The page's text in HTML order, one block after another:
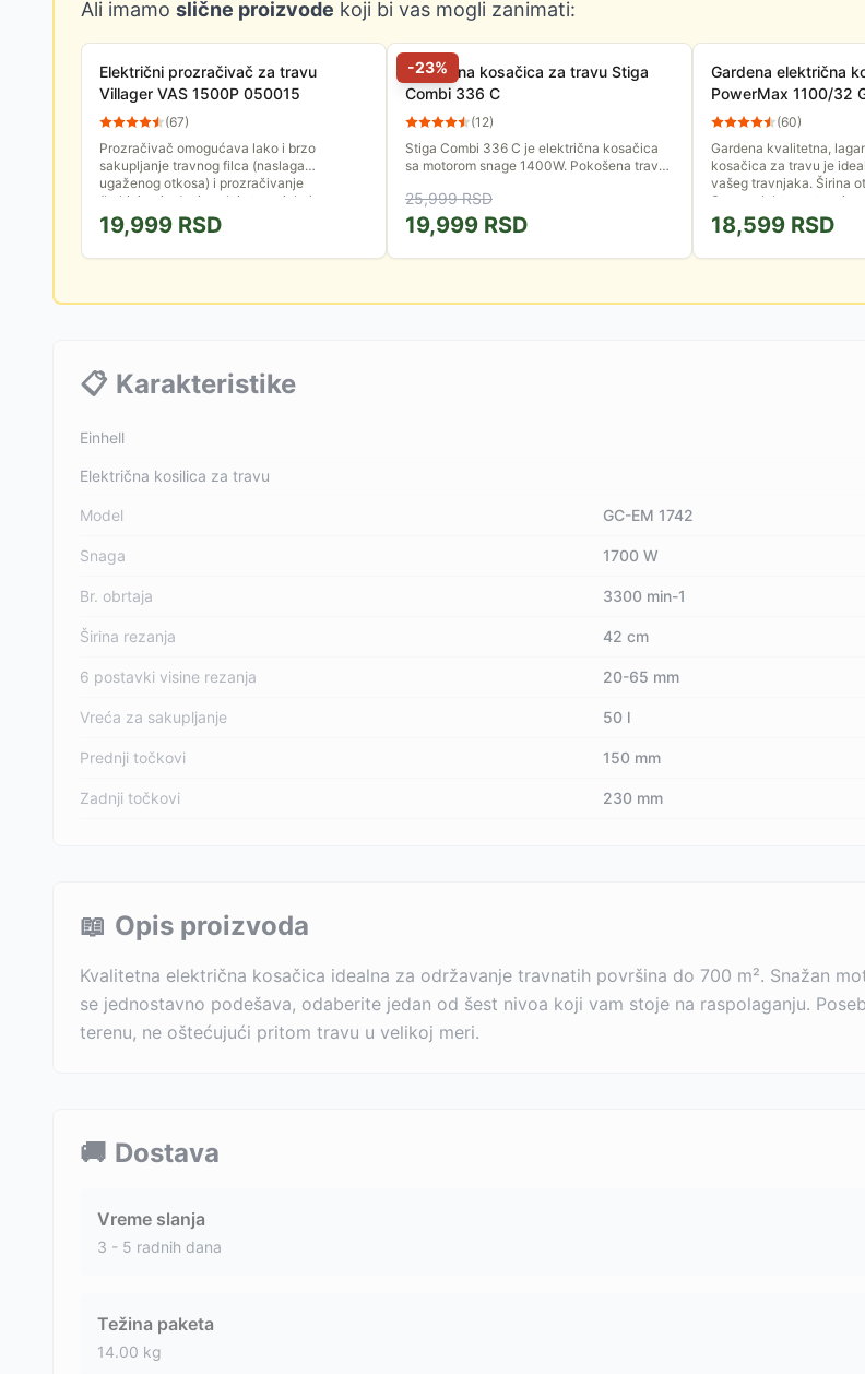
Ali imamo slične proizvode koji bi vas mogli zanimati:
Električni prozračivač za travu
Villager VAS 1500P 050015
(67)
Prozračivač omogućava lako i brzo
sakupljanje travnog filca (naslaga
ugaženog otkosa) i prozračivanje
(kultiviranje donjeg sloja travnjaka).
19,999 RSD
-23%
Električna kosačica za travu Stiga
Combi 336 C
(12)
Stiga Combi 336 C je električna kosačica
sa motorom snage 1400W. Pokošena trava
Radni zahvat je 34cm....
25,999RSD
19,999 RSD
Gardena električna
PowerMax 1100/32
(60)
Gardena kvalitetna,
kosačica za travu je
vašeg travnjaka. Širina
Snaga elektromotora je...
18,599 RSD
📋 Karakteristike
Einhell
Električna kosilica za travu
Model GC-EM 1742
Snaga 1700 W
Br. obrtaja 3300 min-1
Širina rezanja 42 cm
6 postavki visine rezanja 20-65 mm
Vreća za sakupljanje 50 l
Prednji točkovi 150 mm
Zadnji točkovi 230 mm
📖 Opis proizvoda
Kvalitetna električna kosačica idealna za održavanje travnatih površina do 700 m². Snažan
se jednostavno podešava, odaberite jedan od šest nivoa koji vam stoje na raspolaganju.
terenu, ne oštećujući pritom travu u velikoj meri.
🚚 Dostava
Vreme slanja
3 - 5 radnih dana
Težina paketa
14.00 kg